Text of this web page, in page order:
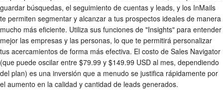
guardar búsquedas, el seguimiento de cuentas y leads, y los InMails
te permiten segmentar y alcanzar a tus prospectos ideales de manera
mucho más eficiente. Utiliza sus funciones de "Insights" para entender
mejor las empresas y las personas, lo que te permitirá personalizar
tus acercamientos de forma más efectiva. El costo de Sales Navigator
(que puede oscilar entre $79.99 y $149.99 USD al mes, dependiendo
del plan) es una inversión que a menudo se justifica rápidamente por
el aumento en la calidad y cantidad de leads generados.